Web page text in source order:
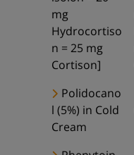
mg
Hydrocortiso
n = 25 mg
Cortison]
Polidocano
l (5%) in Cold
Cream